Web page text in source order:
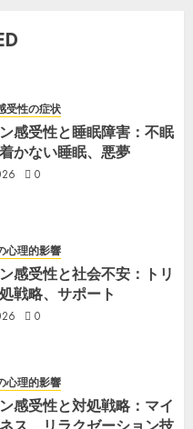
受性の症状
感受性と睡眠障害：不眠
かない睡眠、悪夢
0
心理的影響
感受性と社会不安：トリ
戦略、サポート
0
心理的影響
感受性と対処戦略：マイ